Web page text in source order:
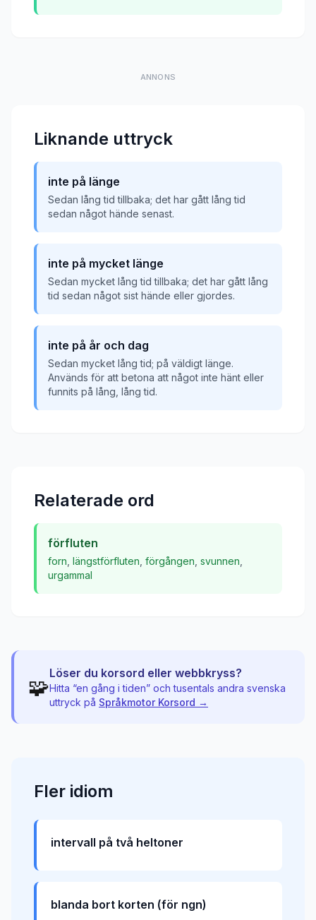
ANNONS
Liknande uttryck
inte på länge
Sedan lång tid tillbaka; det har gått lång tid
sedan något hände senast.
inte på mycket länge
Sedan mycket lång tid tillbaka; det har gått lång
tid sedan något sist hände eller gjordes.
inte på år och dag
Sedan mycket lång tid; på väldigt länge.
Används för att betona att något inte hänt eller
funnits på lång, lång tid.
Relaterade ord
förfluten
forn längstförfluten förgången svunnen
urgammal
🧩
Löser du korsord eller webbkryss?
Hitta “en gång i tiden” och tusentals andra svenska
uttryck på Språkmotor Korsord →
Fler idiom
intervall på två heltoner
blanda bort korten (för ngn)